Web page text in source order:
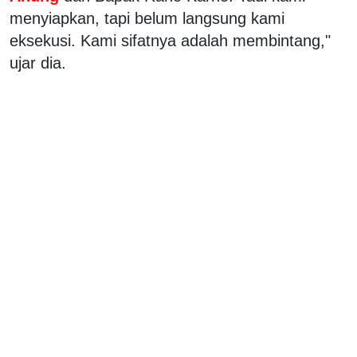
menyiapkan, tapi belum langsung kami
eksekusi. Kami sifatnya adalah membintang,"
ujar dia.